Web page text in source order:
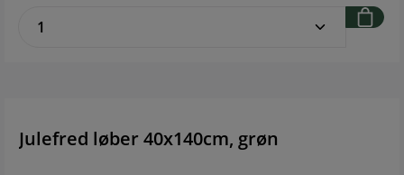
Julefred løber 40x140cm, grøn